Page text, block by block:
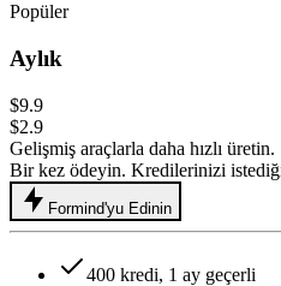
Popüler
Aylık
$9.9
$2.9
Gelişmiş araçlarla daha hızlı üretin.
Bir kez ödeyin. Kredilerinizi
Formind'yu Edinin
400 kredi, 1 ay geçerli